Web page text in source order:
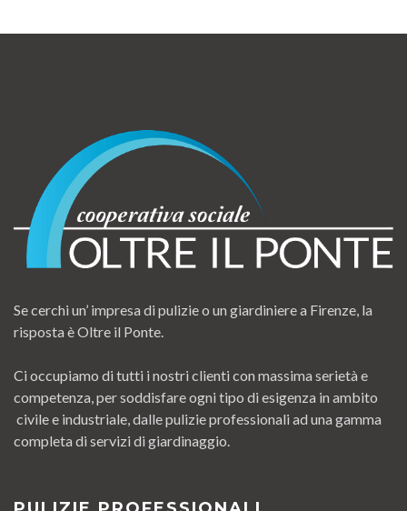
Se cerchi un’ impresa di pulizie o un giardiniere a Firenze, la
risposta è Oltre il Ponte.
Ci occupiamo di tutti i nostri clienti con massima serietà e
competenza, per soddisfare ogni tipo di esigenza in ambito
civile e industriale, dalle pulizie professionali ad una gamma
completa di servizi di giardinaggio.